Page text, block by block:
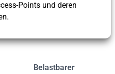
Points und deren
Belastbarer